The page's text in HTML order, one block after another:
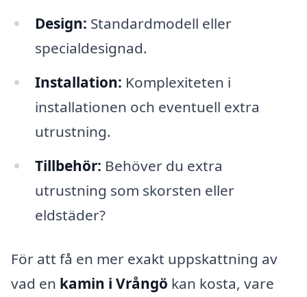
Design: Standardmodell eller
specialdesignad.
Installation: Komplexiteten i
installationen och eventuell extra
utrustning.
Tillbehör: Behöver du extra
utrustning som skorsten eller
eldstäder?
För att få en mer exakt uppskattning av
vad en kamin i Vrångö kan kosta, vare